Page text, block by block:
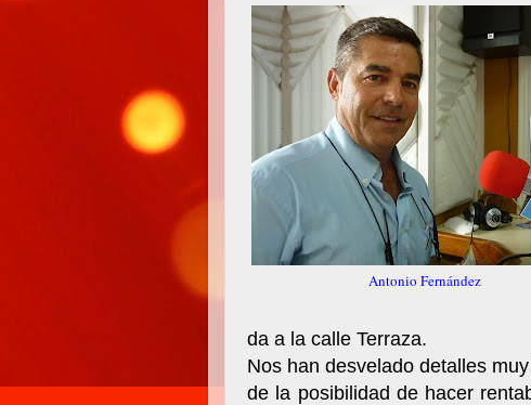
Antonio Fernández
da a la calle Terraza.
Nos han desvelado detalles
de la posibilidad de hacer